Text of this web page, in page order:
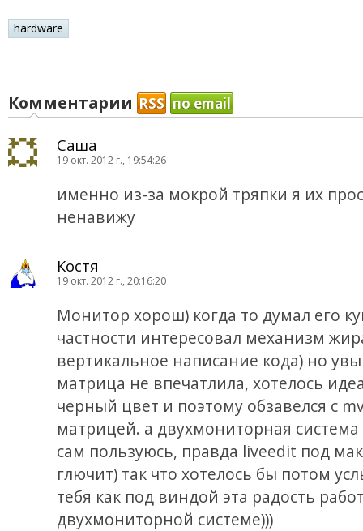
hardware
Комментарии RSS по email
Саша
19 окт. 2012 г., 19:54:26
именно из-за мокрой тряпки я их
ненавижу
Костя
19 окт. 2012 г., 20:16:20
Монитор хорош) когда то думал его
частности интересовал механизм
вертикальное написание кода) но
матрица не впечатлила, хотелось
черный цвет и поэтому обзавелся с
матрицей. а двухмониторная
сам пользуюсь, правда liveedit под
глючит) так что хотелось бы потом
тебя как под виндой эта радость
двухмониторной системе)))